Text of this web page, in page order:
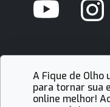
A Fique de Olho
para tornar sua
online melhor!